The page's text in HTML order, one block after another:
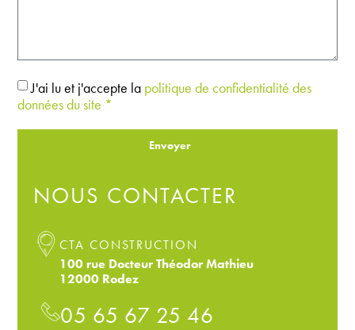
J'ai lu et j'accepte la politique de confidentialité des
données du site *
Envoyer
NOUS CONTACTER
CTA CONSTRUCTION
100 rue Docteur Théodor Mathieu
12000 Rodez
05 65 67 25 46